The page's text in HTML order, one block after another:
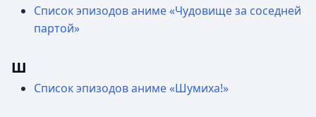
Список эпизодов аниме «Чудовище за соседней
партой»
Ш
Список эпизодов аниме «Шумиха!»